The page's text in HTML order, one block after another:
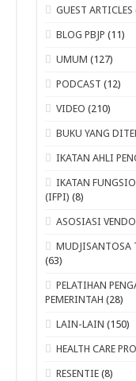
GUEST ARTICLES
BLOG PBJP (11)
UMUM (127)
PODCAST (12)
VIDEO (210)
BUKU YANG
IKATAN AHLI
IKATAN
(IFPI) (8)
ASOSIASI
MUDJISANTOSA
(63)
PELATIHAN
PEMERINTAH (28)
LAIN-LAIN (150)
HEALTH CARE
RESENTIE (8)